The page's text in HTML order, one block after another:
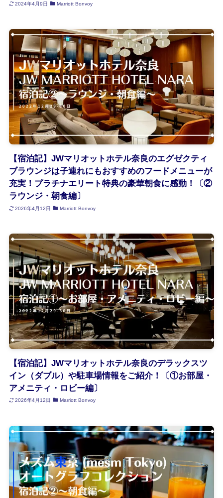
2024年4月9日 Marriott Bonvoy
【宿泊記】JWマリオットホテル奈良のエグゼクティ
ブラウンジは子連れにもおすすめのフードメニューが
充実！プラチナエリート特典の豪華朝食に感動！〔②
ラウンジ・朝食編〕
2026年4月12日 Marriott Bonvoy
【宿泊記】JWマリオットホテル奈良のデラックスツ
イン（ダブル）や駐車場情報をご紹介！〔①お部屋・
アメニティ・ロビー編〕
2026年4月12日 Marriott Bonvoy